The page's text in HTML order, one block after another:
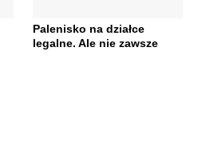
Palenisko na działce
legalne. Ale nie zawsze